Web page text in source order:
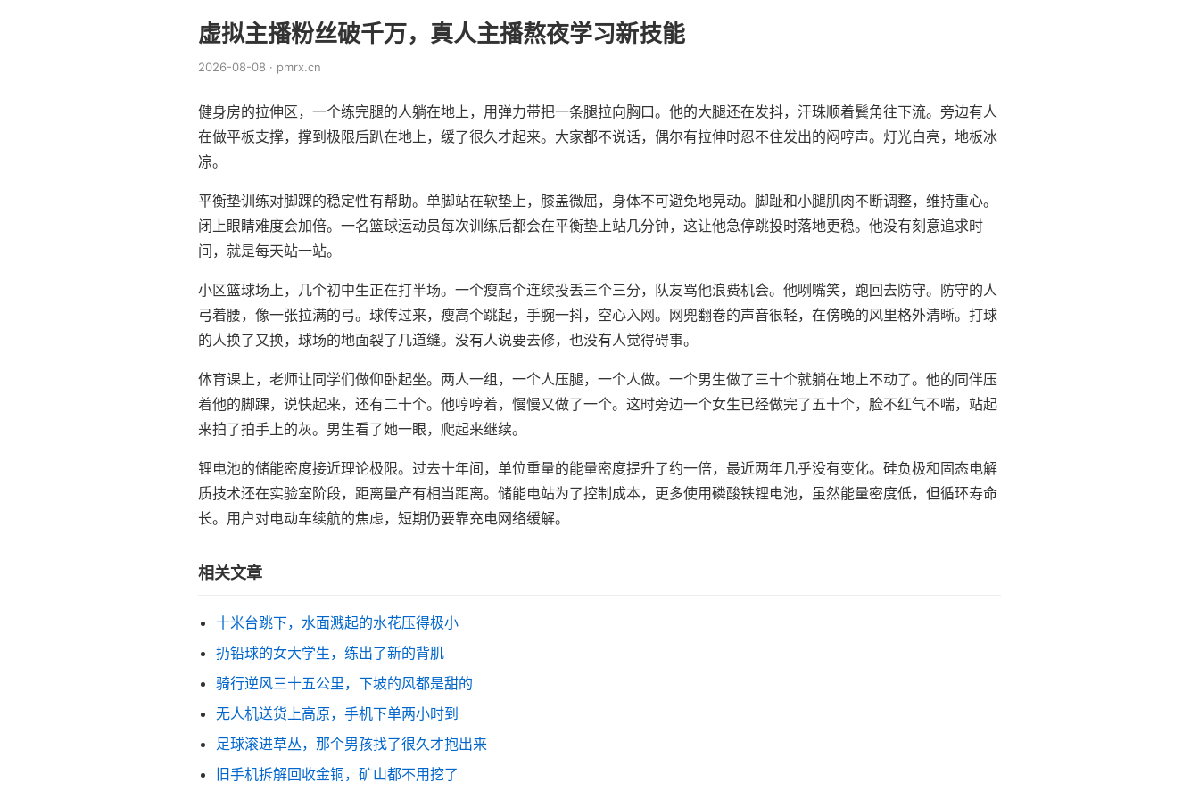
虚拟主播粉丝破千万，真人主播熬夜学习新技能
2026-08-08 · pmrx.cn
健身房的拉伸区，一个练完腿的人躺在地上，用弹力带把一条腿拉向胸口。他的大腿还在发抖，汗珠顺着鬓角往下流。旁边有人
在做平板支撑，撑到极限后趴在地上，缓了很久才起来。大家都不说话，偶尔有拉伸时忍不住发出的闷哼声。灯光白亮，地板冰
凉。
平衡垫训练对脚踝的稳定性有帮助。单脚站在软垫上，膝盖微屈，身体不可避免地晃动。脚趾和小腿肌肉不断调整，维持重心。
闭上眼睛难度会加倍。一名篮球运动员每次训练后都会在平衡垫上站几分钟，这让他急停跳投时落地更稳。他没有刻意追求时
间，就是每天站一站。
小区篮球场上，几个初中生正在打半场。一个瘦高个连续投丢三个三分，队友骂他浪费机会。他咧嘴笑，跑回去防守。防守的人
弓着腰，像一张拉满的弓。球传过来，瘦高个跳起，手腕一抖，空心入网。网兜翻卷的声音很轻，在傍晚的风里格外清晰。打球
的人换了又换，球场的地面裂了几道缝。没有人说要去修，也没有人觉得碍事。
体育课上，老师让同学们做仰卧起坐。两人一组，一个人压腿，一个人做。一个男生做了三十个就躺在地上不动了。他的同伴压
着他的脚踝，说快起来，还有二十个。他哼哼着，慢慢又做了一个。这时旁边一个女生已经做完了五十个，脸不红气不喘，站起
来拍了拍手上的灰。男生看了她一眼，爬起来继续。
锂电池的储能密度接近理论极限。过去十年间，单位重量的能量密度提升了约一倍，最近两年几乎没有变化。硅负极和固态电解
质技术还在实验室阶段，距离量产有相当距离。储能电站为了控制成本，更多使用磷酸铁锂电池，虽然能量密度低，但循环寿命
长。用户对电动车续航的焦虑，短期仍要靠充电网络缓解。
相关文章
十米台跳下，水面溅起的水花压得极小
扔铅球的女大学生，练出了新的背肌
骑行逆风三十五公里，下坡的风都是甜的
无人机送货上高原，手机下单两小时到
足球滚进草丛，那个男孩找了很久才抱出来
旧手机拆解回收金铜，矿山都不用挖了